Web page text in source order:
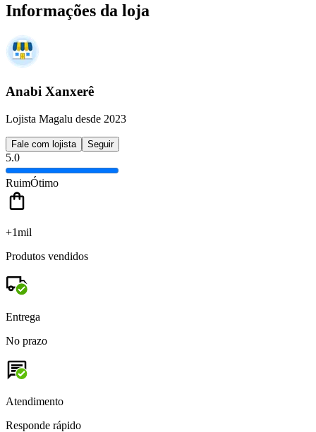
Informações da loja
Anabi Xanxerê
Lojista Magalu desde 2023
Fale com lojista Seguir
5.0
RuimÓtimo
+1mil
Produtos vendidos
Entrega
No prazo
Atendimento
Responde rápido